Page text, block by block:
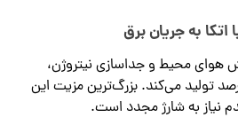
اتکا به جریان برق
هوای محیط و جداسازی نیتروژن،
خالص بالای ۹۰ درصد تولید می‌کند. بزرگ‌ترین مزیت این
نیاز به شارژ مجدد است.